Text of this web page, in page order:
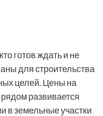
готов ждать и не
для строительства
целей. Цены на
развивается
в земельные участки